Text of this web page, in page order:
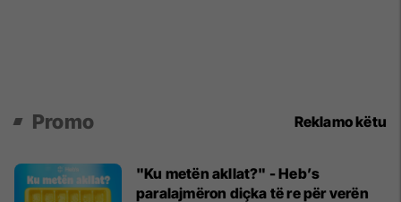
Promo Reklamo këtu
"Ku metën akllat?" - Heb’s
paralajmëron diçka të re për verën